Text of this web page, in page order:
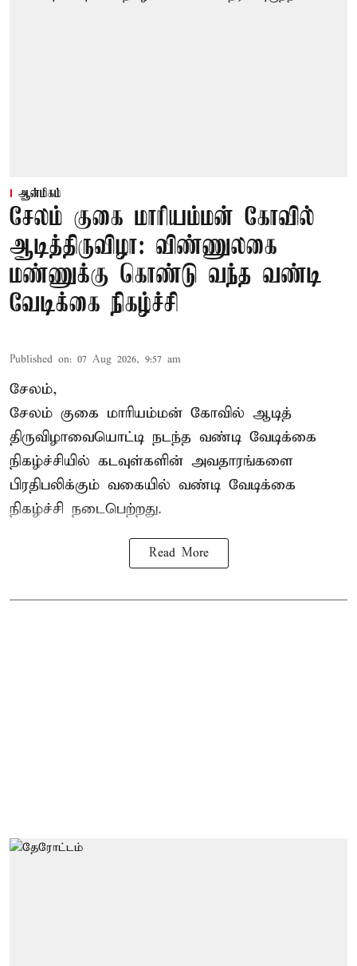
ஆன்மிகம்
சேலம் குகை மாரியம்மன் கோவில்
ஆடித்திருவிழா: விண்ணுலகை
மண்ணுக்கு கொண்டு வந்த வண்டி
வேடிக்கை நிகழ்ச்சி
Published on: 07 Aug 2026, 9:57 am
சேலம்,
சேலம் குகை மாரியம்மன் கோவில் ஆடித்
திருவிழாவையொட்டி நடந்த வண்டி வேடிக்கை
நிகழ்ச்சியில் கடவுள்களின் அவதாரங்களை
பிரதிபலிக்கும் வகையில் வண்டி வேடிக்கை
நிகழ்ச்சி நடைபெற்றது.
Read More